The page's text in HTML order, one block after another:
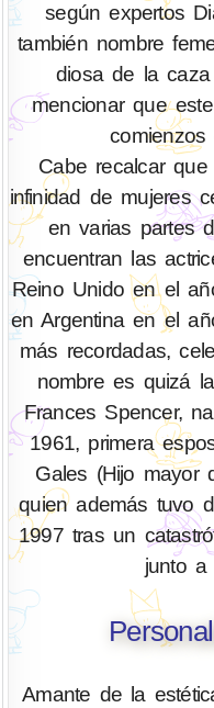
según expertos
también nombre
diosa de la
mencionar que
Cabe recalcar
infinidad de mujeres
en varias partes
encuentran las
Reino Unido en el
en Argentina en el
más recordadas,
nombre es quizá
Frances Spencer,
1961, primera
Gales (Hijo mayor
quien además tuvo
1997 tras un
junto a
Amante de la